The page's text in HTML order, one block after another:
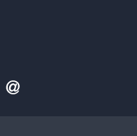
Abonnement